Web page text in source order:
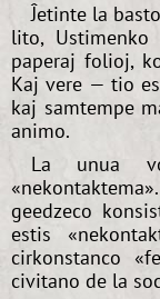
Ĵetinte la
lito,
paperaj folioj,
Kaj vere — tio
kaj samtempe
animo.
La unua
geedzeco
estis
cirkonstanco
civitano de la